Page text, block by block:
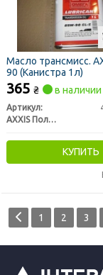
Масло трансмисс.
90 (Канистра 1л)
365 ₴ в наличии
Артикул:
AXXIS Польша
КУПИТЬ
1 2 3